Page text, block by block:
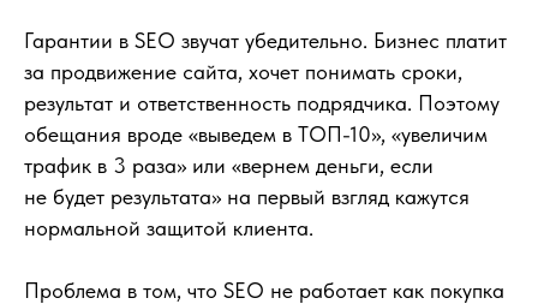
Гарантии в SEO звучат убедительно. Бизнес платит
за продвижение сайта, хочет понимать сроки,
результат и ответственность подрядчика. Поэтому
обещания вроде «выведем в ТОП-10», «увеличим
трафик в 3 раза» или «вернем деньги, если
не будет результата» на первый взгляд кажутся
нормальной защитой клиента.
Проблема в том, что SEO не работает как покупка